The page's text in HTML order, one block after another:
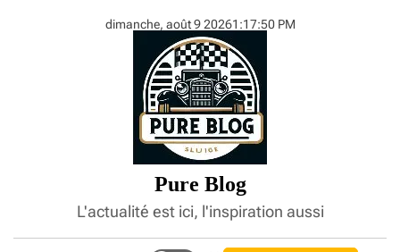
dimanche, août 9 20261 :17:51 PM
Pure Blog
L'actualité est ici, l'inspiration aussi